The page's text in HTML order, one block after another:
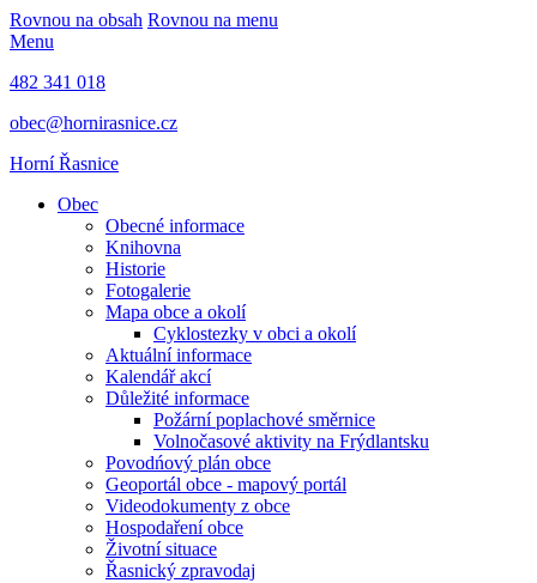
Rovnou na obsah Rovnou na menu
Menu
482 341 018
obec@hornirasnice.cz
Horní Řasnice
Obec
Obecné informace
Knihovna
Historie
Fotogalerie
Mapa obce a okolí
Cyklostezky v obci a okolí
Aktuální informace
Kalendář akcí
Důležité informace
Požární poplachové směrnice
Volnočasové aktivity na Frýdlantsku
Povodńový plán obce
Geoportál obce - mapový portál
Videodokumenty z obce
Hospodaření obce
Životní situace
Řasnický zpravodaj